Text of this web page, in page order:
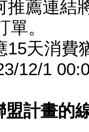
推薦連結
單。
15天消費
12/1
盟計畫的